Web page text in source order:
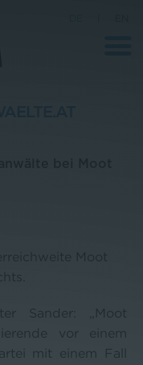
Sander: „Moot
vor einem
mit einem Fall